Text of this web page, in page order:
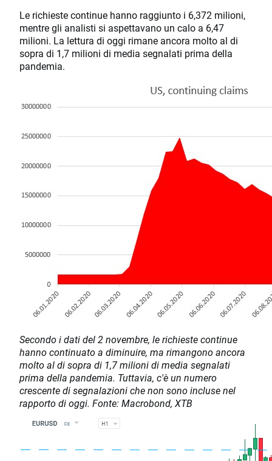
Le richieste continue hanno raggiunto i 6,372 milioni,
mentre gli analisti si aspettavano un calo a 6,47
milioni. La lettura di oggi rimane ancora molto al di
sopra di 1,7 milioni di media segnalati prima della
pandemia.
Secondo i dati del 2 novembre, le richieste continue
hanno continuato a diminuire, ma rimangono ancora
molto al di sopra di 1,7 milioni di media segnalati
prima della pandemia. Tuttavia, c'è un numero
crescente di segnalazioni che non sono incluse nel
rapporto di oggi. Fonte: Macrobond, XTB